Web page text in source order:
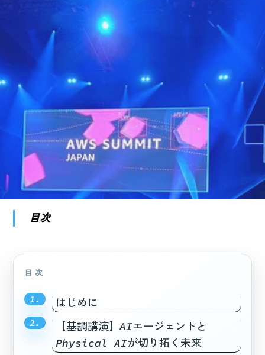
目次
はじめに
【基調講演】AIエージェントと
Physical AIが切り拓く未来